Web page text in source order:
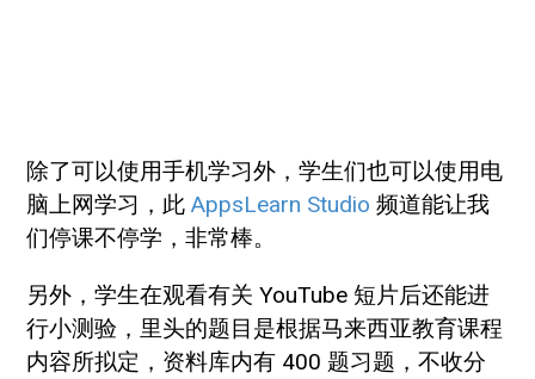
除了可以使用手机学习外，学生们也可以使用电
脑上网学习，此AppsLearn Studio 频道能让我
们停课不停学，非常棒。
另外，学生在观看有关 YouTube 短片后还能进
行小测验，里头的题目是根据马来西亚教育课程
内容所拟定，资料库内有 400 题习题，不收分